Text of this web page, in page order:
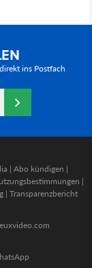
ins Postfach
| Abo kündigen |
|
| Transparenzbericht